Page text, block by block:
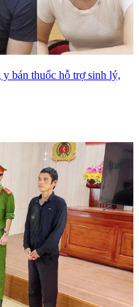
bán thuốc hỗ trợ sinh lý,